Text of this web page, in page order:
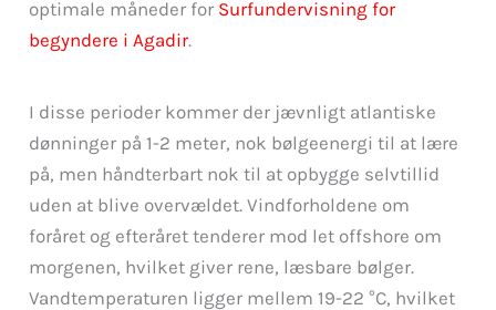
optimale måneder for Surfundervisning for
begyndere i Agadir.
I disse perioder kommer der jævnligt atlantiske
dønninger på 1-2 meter, nok bølgeenergi til at lære
på, men håndterbart nok til at opbygge selvtillid
uden at blive overvældet. Vindforholdene om
foråret og efteråret tenderer mod let offshore om
morgenen, hvilket giver rene, læsbare bølger.
Vandtemperaturen ligger mellem 19-22 °C, hvilket